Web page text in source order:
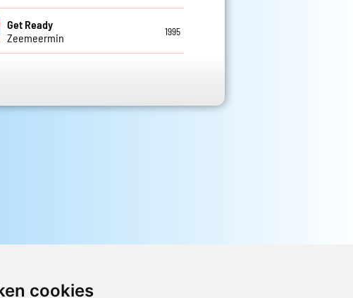
cookies
Get Ready
Zeemeermin
1995